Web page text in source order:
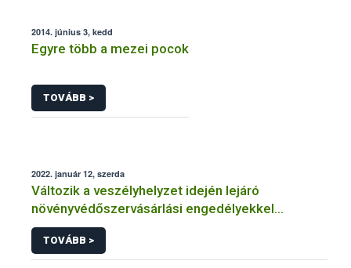
2014. június 3, kedd
Egyre több a mezei pocok
TOVÁBB >
2022. január 12, szerda
Változik a veszélyhelyzet idején lejáró
növényvédőszervásárlási engedélyekkel
kapcsolatos szabályozás
TOVÁBB >